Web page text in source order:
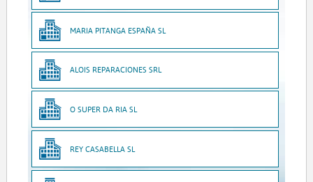
MARIA PITANGA ESPAÑA SL
ALOIS REPARACIONES SRL
O SUPER DA RIA SL
REY CASABELLA SL